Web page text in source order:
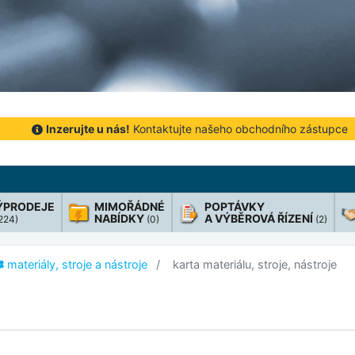
Inzerujte u nás! Kontaktujte našeho obchodního zástupce
MIMOŘÁDNÉ
NABÍDKY (0)
POPTÁVKY
A VÝBĚROVÁ ŘÍZENÍ (2)
materiály, stroje a nástroje karta materiálu, stroje, nástroje